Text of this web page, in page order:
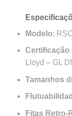
Modelo:
Certificação
Lloyd – GL
Tamanhos
Fitas Retro-